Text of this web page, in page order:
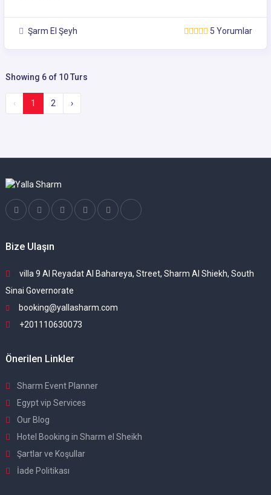
Şarm El Şeyh 5 Yorumlar
Showing 6 of 10 Turs
‹ 1 2 ›
Bize Ulaşın
villa 9 Al Reyadat Al Bahareya, Street, Sharm Al Shiekh, South
Sinai Governorate
booking@yallasharm.com
+201110630073
Önerilen Linkler
Sharm Event Planner
Egypt vip Services
Our Blog
Hotel Booking in Sharm el Sheikh
Şartlar ve Koşullar
İade Politikası